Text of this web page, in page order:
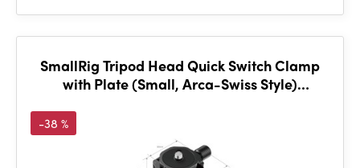
SmallRig Tripod Head Quick Switch Clamp
with Plate (Small, Arca-Swiss Style)
-38 %